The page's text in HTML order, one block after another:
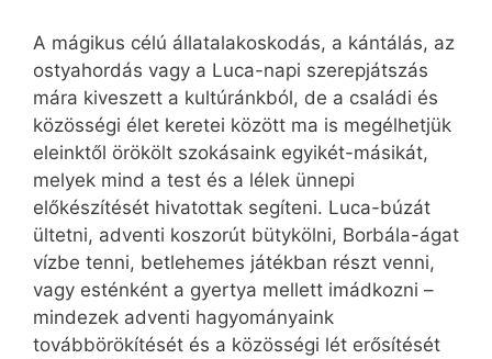
A mágikus célú állatalakoskodás, a kántálás, az
ostyahordás vagy a Luca-napi szerepjátszás
mára kiveszett a kultúránkból, de a családi és
közösségi élet keretei között ma is megélhetjük
eleinktől örökölt szokásaink egyikét-másikát,
melyek mind a test és a lélek ünnepi
előkészítését hivatottak segíteni. Luca-búzát
ültetni, adventi koszorút bütykölni, Borbála-ágat
vízbe tenni, betlehemes játékban részt venni,
vagy esténként a gyertya mellett imádkozni –
mind­ezek adventi hagyományaink
továbbörökítését és a közösségi lét erősítését